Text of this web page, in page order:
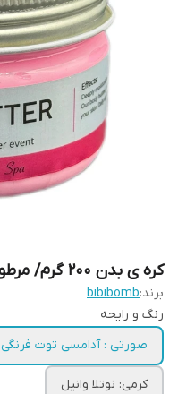
کره ی بدن 200 گرم/ مرطوب کننده ی غنی برای پوست
برند:bibibomb
رنگ و رایحه
صورتی : آدامسی توت فرنگی
کرمی: نوتلا وانیل